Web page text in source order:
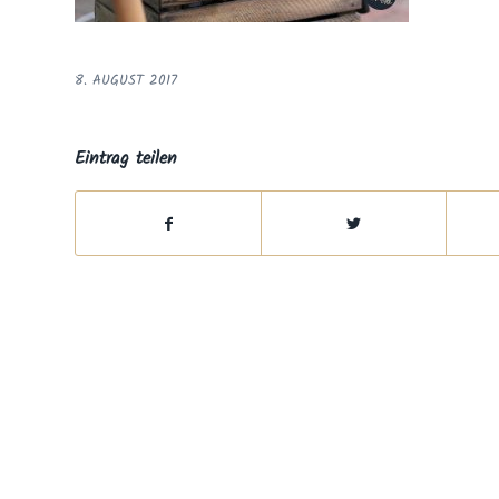
8. AUGUST 2017
Eintrag teilen